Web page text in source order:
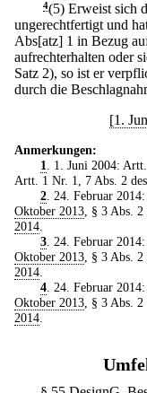
4(5) Erweist sich
ungerechtfertigt und
Abs[atz] 1 in Bezug
aufrechterhalten oder
Satz 2), so ist er
durch die
[1.
Anmerkungen:
1
. 1. Juni 2004:
Artt. 1 Nr. 1, 7 Abs. 2 des
2. 24. Februar
Oktober 2013 , § 3 Abs.
2014
3. 24. Februar
Oktober 2013 , § 3 Abs.
2014
4. 24. Februar
Oktober 2013 , § 3 Abs.
2014